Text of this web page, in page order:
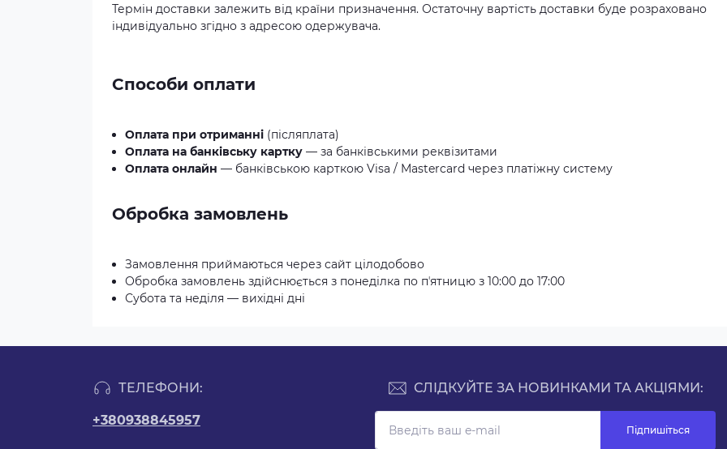
Термін доставки залежить від країни призначення. Остаточну вартість доставки буде розраховано
індивідуально згідно з адресою одержувача.
Способи оплати
Оплата при отриманні (післяплата)
Оплата на банківську картку — за банківськими реквізитами
Оплата онлайн — банківською карткою Visa / Mastercard через платіжну систему
Обробка замовлень
Замовлення приймаються через сайт цілодобово
Обробка замовлень здійснюється з понеділка по пʼятницю з 10:00 до 17:00
Субота та неділя — вихідні дні
ТЕЛЕФОНИ:
+380938845957
СЛІДКУЙТЕ ЗА НОВИНКАМИ ТА АКЦІЯМИ:
Підпишіться